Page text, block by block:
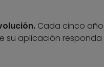
Cada cinco
su aplicación responda